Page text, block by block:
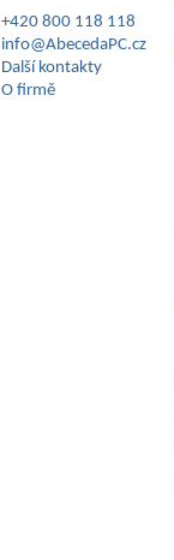
+420 800 118 118
info@AbecedaPC.cz
Další kontakty
O firmě